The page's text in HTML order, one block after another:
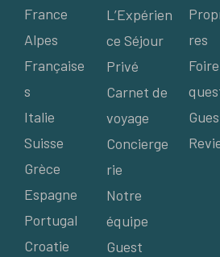
France
Alpes
Française
s
Italie
Suisse
Grèce
Espagne
Portugal
Croatie
L’Expérien
ce Séjour
Privé
Carnet de
voyage
Concierge
rie
Notre
équipe
Guest
res